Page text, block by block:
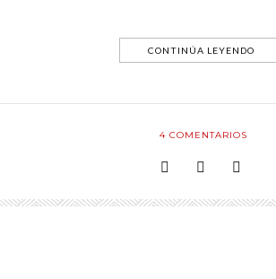
CONTINÚA LEYENDO
4COMENTARIOS